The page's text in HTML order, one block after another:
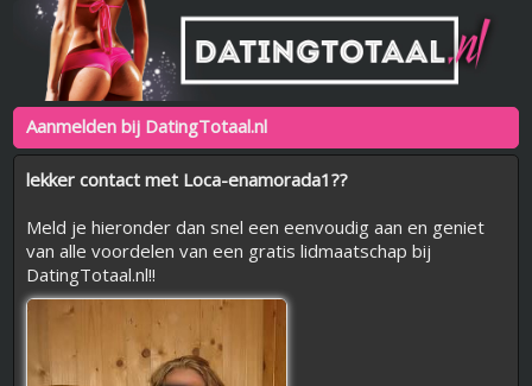
Aanmelden bij DatingTotaal.nl
lekker contact met Loca-enamorada1??
Meld je hieronder dan snel een eenvoudig aan en geniet
van alle voordelen van een gratis lidmaatschap bij
DatingTotaal.nl!!